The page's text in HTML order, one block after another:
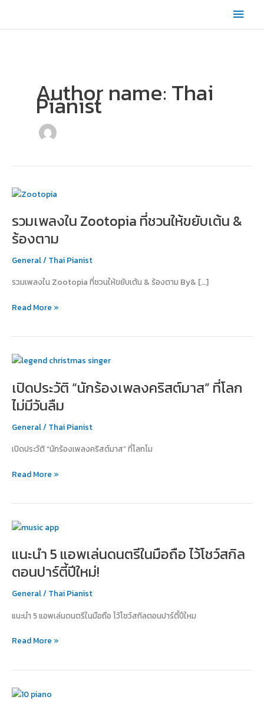
content
Main
Author name: Thai
Pianist
รวมเพลงใน Zootopia ที่ชวนให้ขยับเต้น &
ร้องตาม
General/ Thai Pianist
รวมเพลงใน Zootopia ที่ชวนให้ขยับเต้น & ร้องตาม By& […]
รวม
ใน
Zootopia
ที่
ชวน
ขยับ
&
ตาม
Read More »
เปิดประวัติ “นักร้องเพลงคริสต์มาส” ที่โลก
ไม่มีวันลืม
General/ Thai Pianist
เปิดประวัติ “นักร้องเพลงคริสต์มาส” ที่โลกไม
เปิด
“นัก
ร้อง
เพลง
คริสต์มาส”
โลก
วัน
Read More »
แนะนำ 5 แอพเล่นดนตรีในมือถือ ไว้โชว์สกิล
ตอนปาร์ตี้ปีใหม่!
General/ Thai Pianist
แนะนำ 5 แอพเล่นดนตรีในมือถือ ไว้โชว์สกิลตอนปาร์ตี้ปีใหม
แนะนำ
แอ
เล่น
ดนตรี
มือ
ไว้
สกิล
ปาร์ตี้
Read More »
10